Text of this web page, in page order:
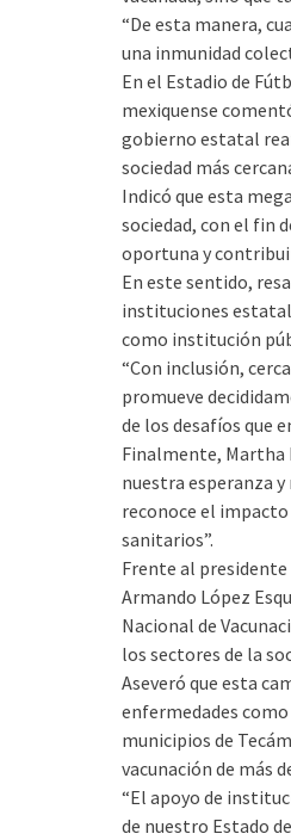
“De esta manera,
una inmunidad
En el Estadio de
mexiquense
gobierno estatal
sociedad más
Indicó que esta
sociedad, con el fin
oportuna y
En este sentido,
instituciones
como institución
“Con inclusión,
promueve
de los desafíos que
Finalmente, Martha
nuestra esperanza
reconoce el
sanitarios”.
Frente al presidente
Armando López
Nacional de
los sectores de la
Aseveró que esta
enfermedades
municipios de
vacunación de más
“El apoyo de
de nuestro Estado